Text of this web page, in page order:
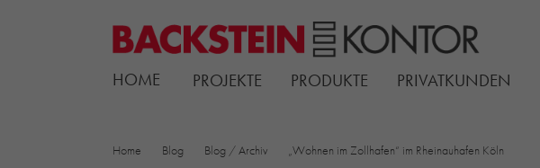
HOME PROJEKTE PRODUKTE PRIVATKUNDEN
Home Blog Blog / Archiv „Wohnen im Zollhafen“ im Rheinauhafen Köln